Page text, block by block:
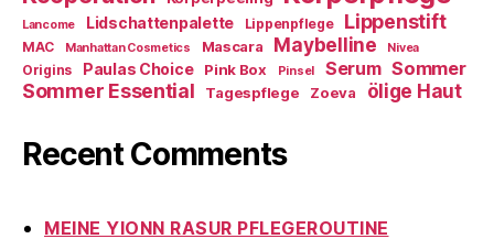
Lancome Lidschattenpalette Lippenpflege Lippenstift
MAC Manhattan Cosmetics Mascara Maybelline Nivea
Origins Paulas Choice Pink Box Pinsel Serum Sommer
Sommer Essential Tagespflege Zoeva ölige Haut
Recent Comments
MEINE YIONN RASUR PFLEGEROUTINE